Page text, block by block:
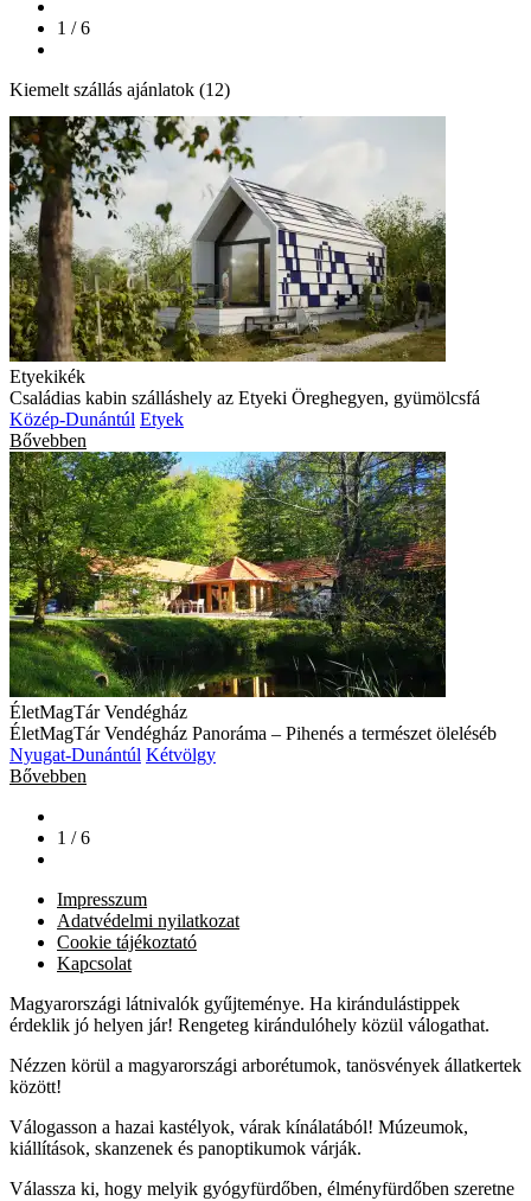
1 / 6
Kiemelt szállás ajánlatok (12)
Etyekikék
Családias kabin szálláshely az Etyeki Öreghegyen, gyümölcsfá
Közép-Dunántúl Etyek
Bővebben
ÉletMagTár Vendégház
ÉletMagTár Vendégház Panoráma – Pihenés a természet öleléséb
Nyugat-Dunántúl Kétvölgy
Bővebben
1 / 6
Impresszum
Adatvédelmi nyilatkozat
Cookie tájékoztató
Kapcsolat
Magyarországi látnivalók gyűjteménye. Ha kirándulástippek
érdeklik jó helyen jár! Rengeteg kirándulóhely közül válogathat.
Nézzen körül a magyarországi arborétumok, tanösvények állatkertek
között!
Válogasson a hazai kastélyok, várak kínálatából! Múzeumok,
kiállítások, skanzenek és panoptikumok várják.
Válassza ki, hogy melyik gyógyfürdőben, élményfürdőben szeretne